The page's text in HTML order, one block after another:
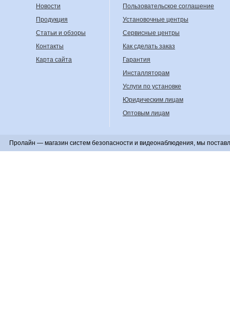
Новости
Продукция
Статьи и обзоры
Контакты
Карта сайта
Пользовательское соглашение
Установочные центры
Сервисные центры
Как сделать заказ
Гарантия
Инсталляторам
Услуги по установке
Юридическим лицам
Оптовым лицам
Пролайн — магазин систем безопасности и видеонаблюдения, мы